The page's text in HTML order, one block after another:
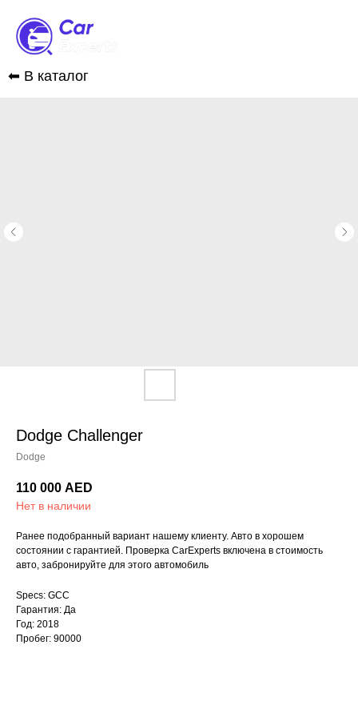
⬅︎ В каталог
Dodge Challenger
Dodge
110 000 AED
Нет в наличии
Ранее подобранный вариант нашему клиенту. Авто в хорошем
состоянии с гарантией. Проверка CarExperts включена в стоимость
авто, забронируйте для этого автомобиль
Specs: GCC
Гарантия: Да
Год: 2018
Пробег: 90000